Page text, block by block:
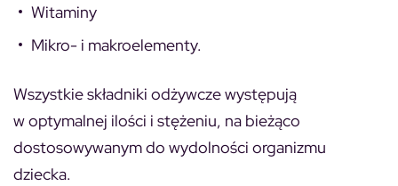
Witaminy
Mikro- i makroelementy.
Wszystkie składniki odżywcze występują
w optymalnej ilości i stężeniu, na bieżąco
dostosowywanym do wydolności organizmu
dziecka.